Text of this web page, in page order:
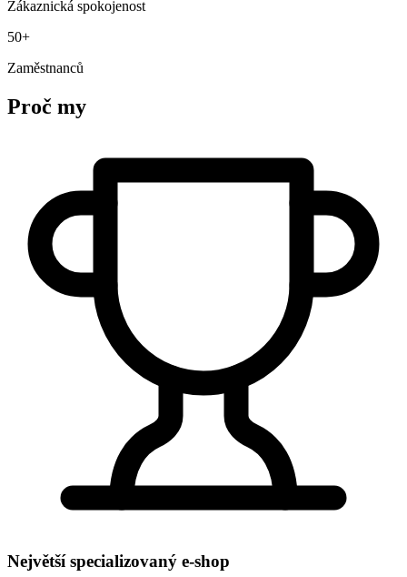
Zákaznická spokojenost
50+
Zaměstnanců
Proč my
Největší specializovaný e-shop